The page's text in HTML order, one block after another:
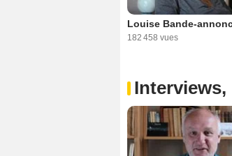
Louise Bande-
182 458 vues